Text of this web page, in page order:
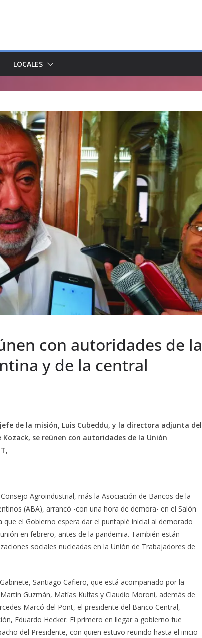
LOCALES
con autoridades de la
y de la central
de la misión, Luis Cubeddu, y la directora adjunta del
se reúnen con autoridades de la Unión
Agroindustrial, más la Asociación de Bancos de la
(ABA), arrancó -con una hora de demora- en el Salón
el Gobierno espera dar el puntapié inicial al demorado
en febrero, antes de la pandemia. También están
sociales nucleadas en la Unión de Trabajadores de
Santiago Cafiero, que está acompañado por la
Guzmán, Matías Kulfas y Claudio Moroni, además de
Marcó del Pont, el presidente del Banco Central,
Eduardo Hecker. El primero en llegar a gobierno fue
del Presidente, con quien estuvo reunido hasta el inicio